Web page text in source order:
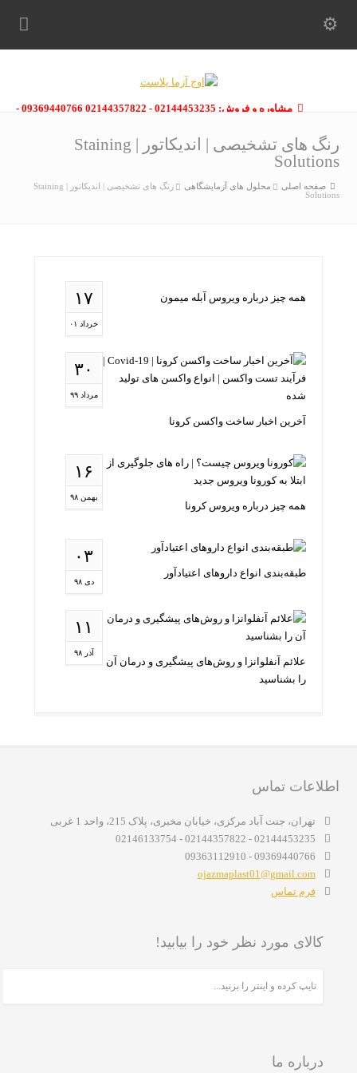
مشاوره و فروش: 02144453235 - 02144357822 09369440766 -
رنگ های تشخیصی | اندیکاتور | Staining
Solutions
صفحه اصلی محلول های آزمایشگاهی
رنگ های تشخیصی | اندیکاتور | Staining
Solutions
۱۷
خرداد ۰۱
همه چیز درباره ویروس آبله میمون
۳۰
مرداد ۹۹
آخرین اخبار ساخت واکسن کرونا
۱۶
بهمن ۹۸
همه چیز درباره ویروس کرونا
۰۳
دی ۹۸
طبقه‌بندی انواع داروهای اعتیادآور
۱۱
آذر ۹۸
علائم آنفلوانزا و روش‌های پیشگیری و درمان آن
را بشناسید
اطلاعات تماس
تهران، جنت آباد مرکزی، خیابان مخبری، پلاک 215، واحد 1 غربی
02144453235 - 02144357822 - 02146133754
09369440766 - 09363112910
ojazmaplast01@gmail.com
فرم تماس
کالای مورد نظر خود را بیابید!
درباره ما